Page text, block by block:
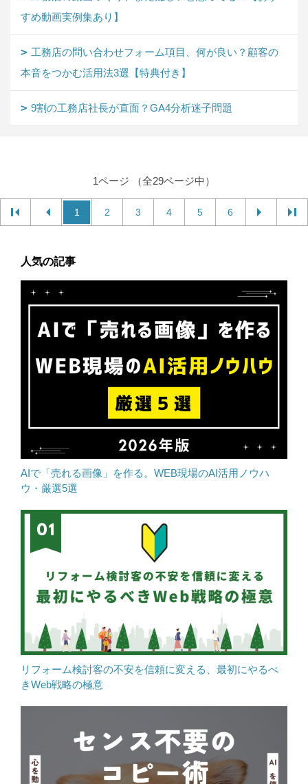
すめ動画実例集あり】
工務店の問い合わせフォーム項目、何が良い？顧客の
本音をつかむ活用法3選【特典付き】
9割の工務店社長が直面？GA4分析迷子問題
1ページ （全29ページ中）
1 2 3 4 5 6
人気の記事
AIで「売れる画像」を作る。WEB現場のAI活用ノウハ
ウ・厳選5選
リフォーム検討客の不安を信頼に変える、最初にやるべ
きWeb戦略の極意